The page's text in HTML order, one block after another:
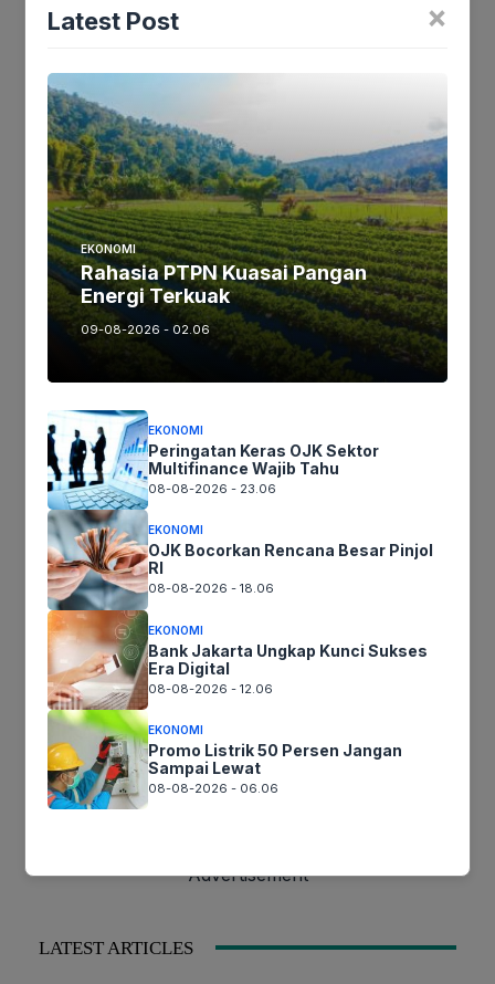
Pentingnya Rencana Kontigensi di Karawang
Redaksi – Februari 24, 2020
STAY CONNECTED
0
Fans
3,730
Pengikut
20,600
– Advertisement –
LATEST ARTICLES
×
Latest Post
EKONOMI
Rahasia PTPN Kuasai Pangan
Energi Terkuak
09-08-2026 - 02.06
EKONOMI
Peringatan Keras OJK Sektor
Multifinance Wajib Tahu
08-08-2026 - 23.06
EKONOMI
OJK Bocorkan Rencana Besar Pinjol
RI
08-08-2026 - 18.06
EKONOMI
Bank Jakarta Ungkap Kunci Sukses
Era Digital
08-08-2026 - 12.06
EKONOMI
Promo Listrik 50 Persen Jangan
Sampai Lewat
08-08-2026 - 06.06